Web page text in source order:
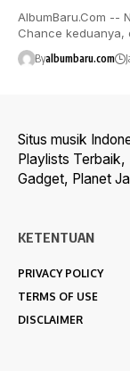
AlbumBaru.Com --
Chance
Byalbumbaru.com
Situs musik
Playlists
Gadget, Planet
KETENTUAN
PRIVACY POLICY
TERMS OF USE
DISCLAIMER